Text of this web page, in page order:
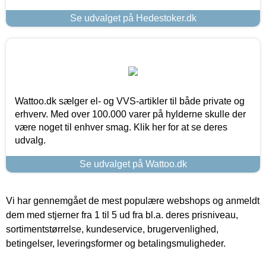
Se udvalget på Hedestoker.dk
Wattoo.dk sælger el- og VVS-artikler til både private og
erhverv. Med over 100.000 varer på hylderne skulle der
være noget til enhver smag. Klik her for at se deres
udvalg.
Se udvalget på Wattoo.dk
Vi har gennemgået de mest populære webshops og anmeldt
dem med stjerner fra 1 til 5 ud fra bl.a. deres prisniveau,
sortimentstørrelse, kundeservice, brugervenlighed,
betingelser, leveringsformer og betalingsmuligheder.